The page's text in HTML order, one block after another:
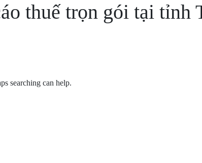
thuế trọn gói tại tỉnh
searching can help.